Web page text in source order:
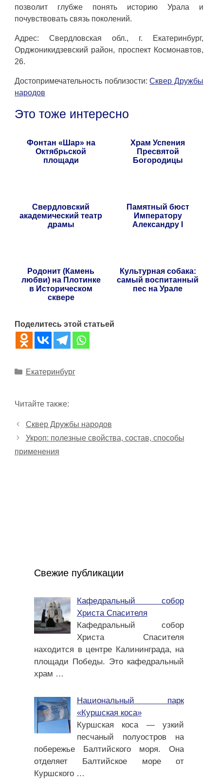
позволит глубже понять историю Урала и
почувствовать связь поколений.
Адрес: Свердловская обл., г. Екатеринбург,
Орджоникидзевский район, проспект Космонавтов,
26.
Достопримечательность поблизости:Сквер Дружбы
народов
Это тоже интересно
Фонтан «Шар» на
Октябрьской
площади
Храм Успения
Пресвятой
Богородицы
Свердловский
академический театр
драмы
Памятный бюст
Императору
Александру I
Родонит (Камень
любви) на Плотинке
в Историческом
сквере
Культурная собака:
самый воспитанный
пес на Урале
Поделитесь этой статьей
Рубрики
Екатеринбург
Читайте также:
Сквер Дружбы народов
Укроп: полезные свойства, состав, способы
применения
Свежие публикации
Кафедральный собор
Христа Спасителя
Кафедральный собор
Христа Спасителя
находится в центре Калининграда, на
площади Победы. Это кафедральный
храм …
Национальный парк
«Куршская коса»
Куршская коса — узкий
песчаный полуостров на
побережье Балтийского моря. Она
отделяет Балтийское море от
Куршского …